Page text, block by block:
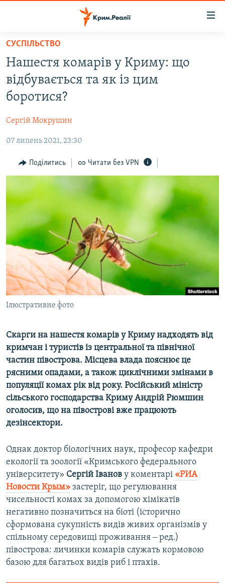
Перейти
основного
матеріалу
Перейти
до
основної
навігації
Перейти
пошуку
ВОДА.КРИМ
ВІДЕО ТА ФОТО
БЛОГИ
ПОГЛЯД
ІНТЕРВ'Ю
ВСЕ ЗА ДЕНЬ
СПЕЦПРОЕКТИ
ДЕПОРТАЦІЯ
ВІДЕОУРОКИ «ELIFBE»
СВІДЧЕННЯ ОКУПАЦІЇ
УКРАЇНСЬКА ПРОБЛЕМА КРИМУ
ІНФОГРАФІКА
ЯК ОБІЙТИ БЛОКУВАННЯ
Русский
Qırımtatar
ДОЛУЧАЙСЯ!
Усі сайти RFE/RL
СУСПІЛЬСТВО
Нашестя комарів у Криму: що
відбувається та як із цим
боротися?
Сергій Мокрушин
07 липень 2021, 23:30
Поділитись Читати без VPN
Ілюстративне фото
Скарги на нашестя комарів у Криму надходять від
кримчан і туристів із центральної та північної
частин півострова. Місцева влада пояснює це
рясними опадами, а також циклічними змінами в
популяції комах рік від року. Російський міністр
сільського господарства Криму Андрій Рюмшин
оголосив, що на півострові вже працюють
дезінсектори.
Однак доктор біологічних наук, професор кафедри
екології та зоології «Кримського федерального
університету» Сергій Іванов у коментарі «РИА
Новости Крым» застеріг, що регулювання
чисельності комах за допомогою хімікатів
негативно позначиться на біоті (історично
сформована сукупність видів живих організмів у
спільному середовищі проживання ‒ ред.)
півострова: личинки комарів служать кормовою
базою для багатьох видів риб і птахів.